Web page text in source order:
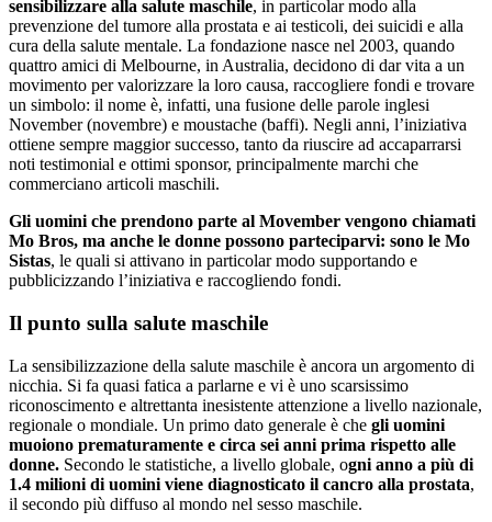
sensibilizzare alla salute maschile, in particolar modo alla
prevenzione del tumore alla prostata e ai testicoli, dei suicidi e alla
cura della salute mentale. La fondazione nasce nel 2003, quando
quattro amici di Melbourne, in Australia, decidono di dar vita a un
movimento per valorizzare la loro causa, raccogliere fondi e trovare
un simbolo: il nome è, infatti, una fusione delle parole inglesi
November (novembre) e moustache (baffi). Negli anni, l’iniziativa
ottiene sempre maggior successo, tanto da riuscire ad accaparrarsi
noti testimonial e ottimi sponsor, principalmente marchi che
commerciano articoli maschili.
Gli uomini che prendono parte al Movember vengono chiamati
Mo Bros, ma anche le donne possono parteciparvi: sono le Mo
Sistas, le quali si attivano in particolar modo supportando e
pubblicizzando l’iniziativa e raccogliendo fondi.
Il punto sulla salute maschile
La sensibilizzazione della salute maschile è ancora un argomento di
nicchia. Si fa quasi fatica a parlarne e vi è uno scarsissimo
riconoscimento e altrettanta inesistente attenzione a livello nazionale,
regionale o mondiale. Un primo dato generale è che gli uomini
muoiono prematuramente e circa sei anni prima rispetto alle
donne. Secondo le statistiche, a livello globale, ogni anno a più di
1.4 milioni di uomini viene diagnosticato il cancro alla prostata,
il secondo più diffuso al mondo nel sesso maschile.